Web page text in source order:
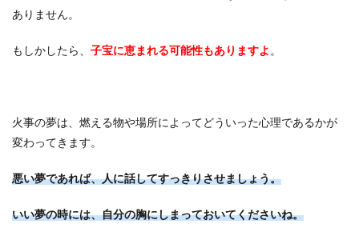
ありません。
もしかしたら、 子宝に恵まれる可能性もありますよ 。
火事の夢は、燃える物や場所によってどういった心理であるかが
変わってきます。
悪い夢であれば、人に話してすっきりさせましょう。
いい夢の時には、自分の胸にしまっておいてくださいね。